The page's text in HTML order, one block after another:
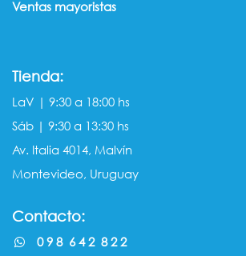
Ventas mayorista​s
Tienda:
LaV | 9:30 a 18:00 hs
Sáb | 9:30 a 13:30 hs
Av. Italia 4014, Malvín
Montevideo, Uruguay
Contacto:
0 9 8 6 4 2 8 2 2